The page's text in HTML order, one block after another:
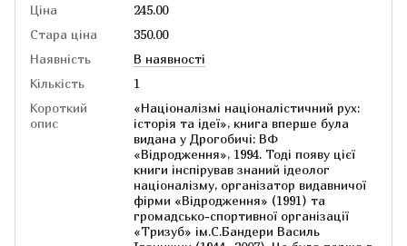
Ціна
245.00
Стара ціна
350.00
Наявність
В наявності
Кількість
1
Короткий
опис
«Націоналізмі націоналістичний рух:
історія та ідеї», книга вперше була
видана у Дрогобичі: ВФ
«Відродження», 1994. Тоді появу цієї
книги інспірував знаний ідеолог
націоналізму, організатор видавничої
фірми «Відродження» (1991) та
громадсько-спортивної організації
«Тризуб» ім.С.Бандери Василь